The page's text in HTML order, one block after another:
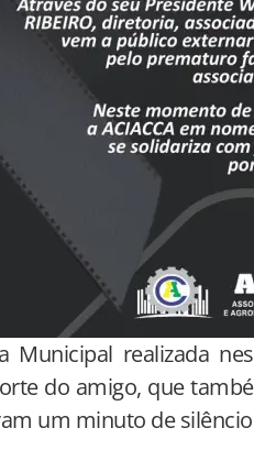
Municipal realizada
do amigo, que
um minuto de